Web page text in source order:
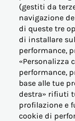
OFFERTE PER LA
OFFERTE BUSINESS
OFFERTE PERTINENZE
(gestiti da
navigazione
di queste tre
di installare
performance,
«Personalizza
performance,
base alle tue
destra» rifiuti
profilazione e
cookie di